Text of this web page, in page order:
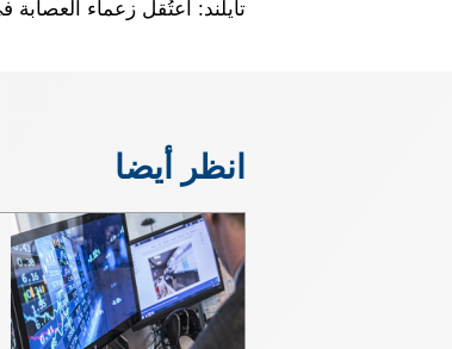
تايلند: اعتُقل زعماء
انظر أيضا